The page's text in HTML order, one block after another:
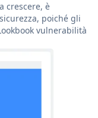
crescere, è
poiché gli
vulnerabilità